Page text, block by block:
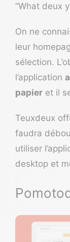
“What deux
On ne
leur
sélection.
l’application
papier et il
Teuxdeux
faudra
utiliser
desktop et